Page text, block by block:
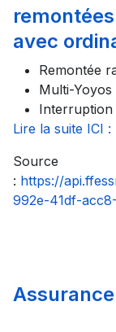
avec
Remontée
Multi-Yoyos
Interruption
Lire la suite ICI :
Source
: https://
992e-41df-